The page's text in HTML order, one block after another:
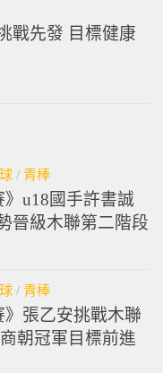
戰先發 目標健康
/ 青棒
u18國手許書誠
晉級木聯第二階段
/ 青棒
張乙安挑戰木聯
朝冠軍目標前進